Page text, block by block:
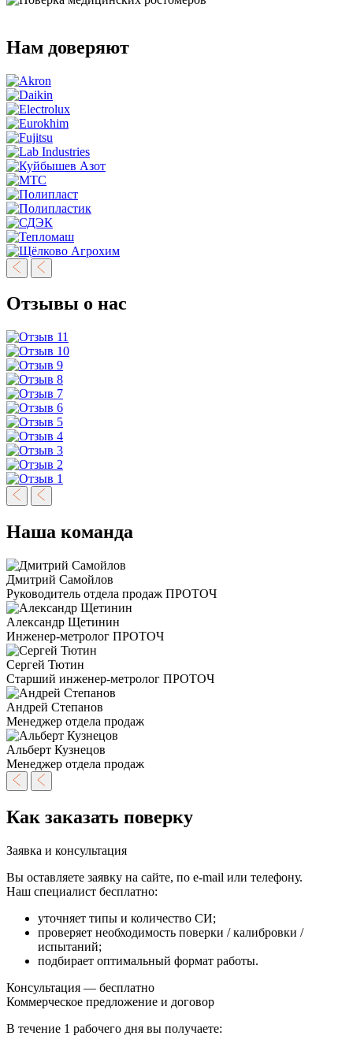
Нам доверяют
Отзывы о нас
Наша команда
Дмитрий Самойлов
Руководитель отдела продаж ПРОТОЧ
Александр Щетинин
Инженер-метролог ПРОТОЧ
Сергей Тютин
Старший инженер-метролог ПРОТОЧ
Андрей Степанов
Менеджер отдела продаж
Альберт Кузнецов
Менеджер отдела продаж
Как заказать поверку
Заявка и консультация
Вы оставляете заявку на сайте, по e-mail или телефону.
Наш специалист бесплатно:
уточняет типы и количество СИ;
проверяет необходимость поверки / калибровки /
испытаний;
подбирает оптимальный формат работы.
Консультация — бесплатно
Коммерческое предложение и договор
В течение 1 рабочего дня вы получаете: